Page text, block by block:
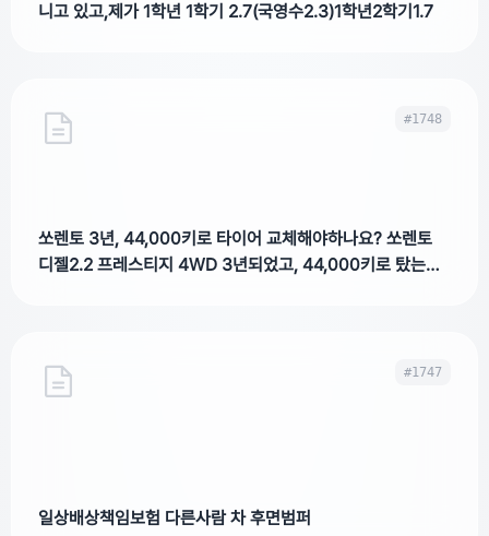
니고 있고,제가 1학년 1학기 2.7(국영수2.3)1학년2학기1.7
#1748
쏘렌토 3년, 44,000키로 타이어 교체해야하나요? 쏘렌토
디젤2.2 프레스티지 4WD 3년되었고, 44,000키로 탔는데
#1747
일상배상책임보험 다른사람 차 후면범퍼